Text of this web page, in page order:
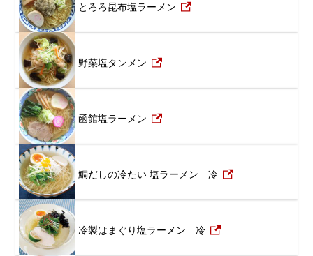
とろろ昆布塩ラーメン
野菜塩タンメン
函館塩ラーメン
鯛だしの冷たい 塩ラーメン 冷
冷製はまぐり塩ラーメン 冷